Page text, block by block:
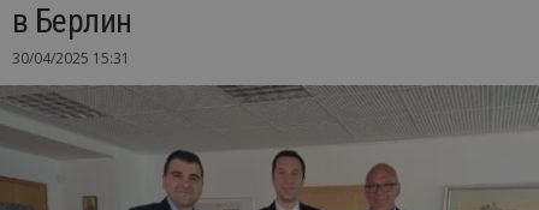
в Берлин
30/04/2025 15:31